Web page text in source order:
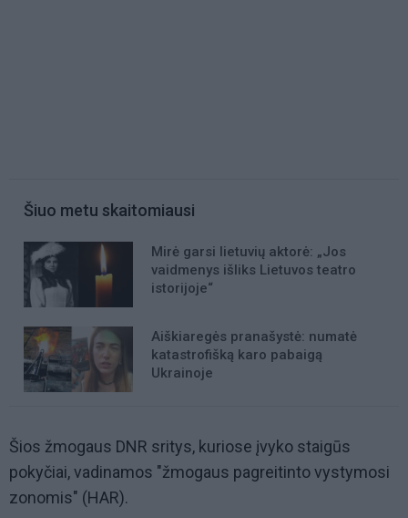
Šiuo metu skaitomiausi
Mirė garsi lietuvių aktorė: „Jos
vaidmenys išliks Lietuvos teatro
istorijoje“
Aiškiaregės pranašystė: numatė
katastrofišką karo pabaigą
Ukrainoje
Šios žmogaus DNR sritys, kuriose įvyko staigūs
pokyčiai, vadinamos "žmogaus pagreitinto vystymosi
zonomis" (HAR).